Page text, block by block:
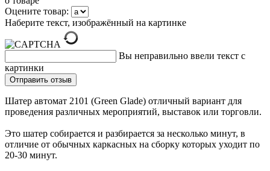
Оцените товар:
Наберите текст, изображённый на картинке
Вы неправильно ввели текст с
картинки
Шатер автомат 2101 (Green Glade) отличный вариант для
проведения различных мероприятий, выставок или торговли.
Это шатер собирается и разбирается за несколько минут, в
отличие от обычных каркасных на сборку которых уходит по
20-30 минут.